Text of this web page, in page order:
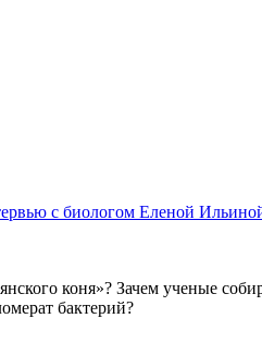
с биологом Еленой
коня»? Зачем ученые
бактерий?